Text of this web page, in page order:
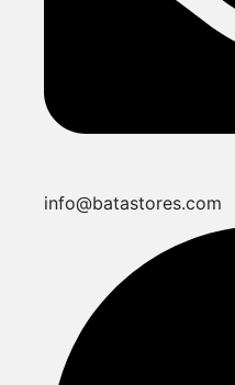
info@batastores.com